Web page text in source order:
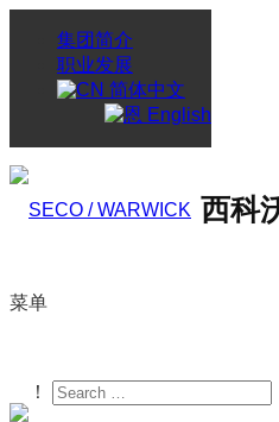
集团简介
职业发展
简体中文
English
西科
菜单
！